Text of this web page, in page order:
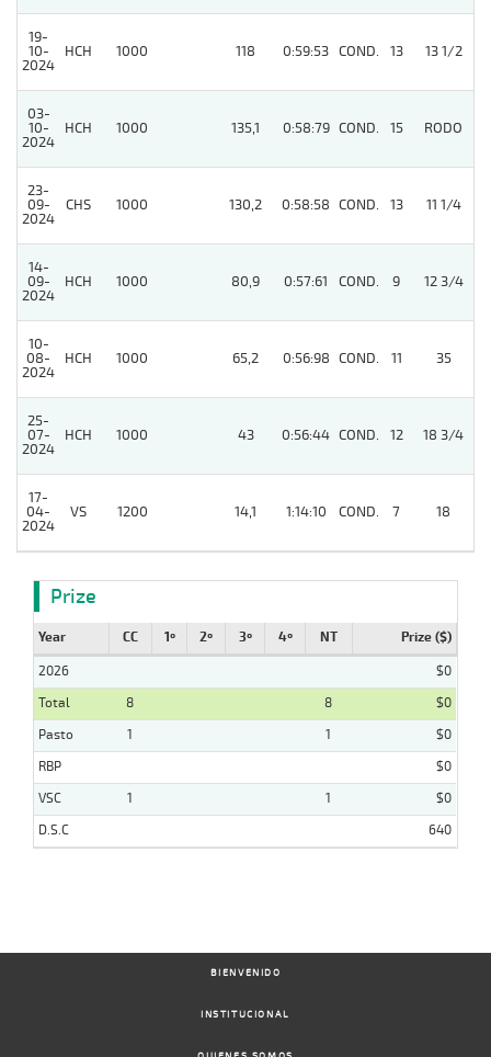
19-
10-
2024
HCH 1000 118 0:59:53 COND. 13 13 1/2
03-
10-
2024
HCH 1000 135,1 0:58:79 COND. 15 RODO
23-
09-
2024
CHS 1000 130,2 0:58:58 COND. 13 11 1/4
14-
09-
2024
HCH 1000 80,9 0:57:61 COND. 9 12 3/4
10-
08-
2024
HCH 1000 65,2 0:56:98 COND. 11 35
25-
07-
2024
HCH 1000 43 0:56:44 COND. 12 18 3/4
17-
04-
2024
VS 1200 14,1 1:14:10 COND. 7 18
Prize
Year CC 1º 2º 3º 4º NT Prize ($)
2026
$0
Total
8 8
$0
Pasto
1 1
$0
RBP
$0
VSC
1 1
$0
D.S.C
640
BIENVENIDO
INSTITUCIONAL